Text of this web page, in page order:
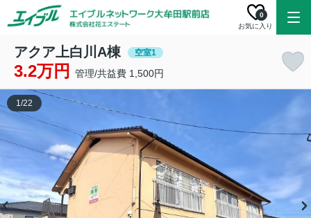
お気に入り
0
アクア上白川A棟 空室1
3.2万円 管理/共益費 1,500円
1/22